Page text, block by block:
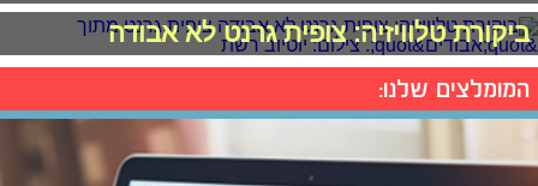
ביקורת טלוויזיה: צופית גרנט לא אבודה
המומלצים שלנו: